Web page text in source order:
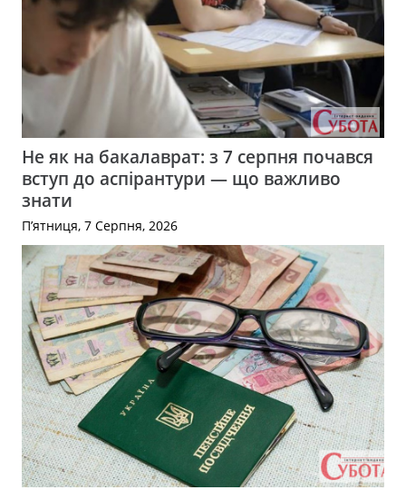
Не як на бакалаврат: з 7 серпня почався
вступ до аспірантури — що важливо
знати
П’ятниця, 7 Серпня, 2026